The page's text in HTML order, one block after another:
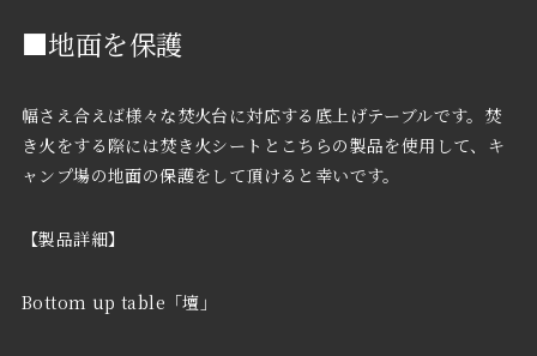
■地面を保護
幅さえ合えば様々な焚火台に対応する底上げテーブルです。焚
き火をする際には焚き火シートとこちらの製品を使用して、キ
ャンプ場の地面の保護をして頂けると幸いです。
【製品詳細】
Bottom up table「壇」